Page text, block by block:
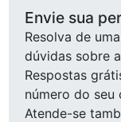
Envie sua
Resolva de
dúvidas sobre
Respostas
número do
Atende-se